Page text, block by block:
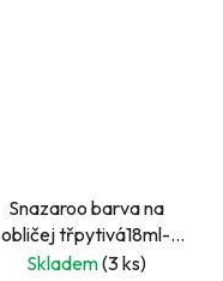
Snazaroo barva na
obličej třpytivá18ml-
červená
Skladem(3 ks)